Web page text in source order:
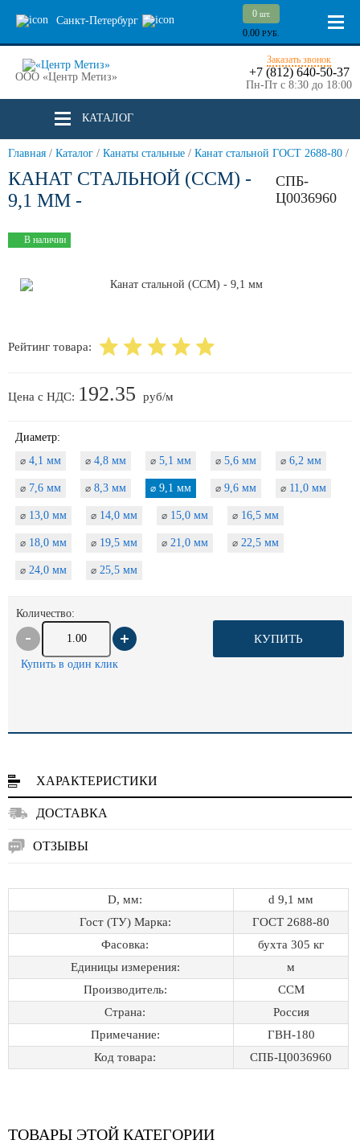
Санкт-Петербург
0 шт.
0.00 РУБ.
ООО «Центр Метиз»
Заказать звонок
+7 (812) 640-50-37
Пн-Пт с 8:30 до 18:00
КАТАЛОГ
Главная / Каталог / Канаты стальные / Канат стальной ГОСТ 2688-80 /
КАНАТ СТАЛЬНОЙ (ССМ) -
9,1 ММ -
СПБ-
Ц0036960
В наличии
Рейтинг товара:
Цена с НДС: 192.35 руб/м
Диаметр:
⌀ 4,1 мм ⌀ 4,8 мм ⌀ 5,1 мм ⌀ 5,6 мм ⌀ 6,2 мм
⌀ 7,6 мм ⌀ 8,3 мм ⌀ 9,1 мм ⌀ 9,6 мм ⌀ 11,0 мм
⌀ 13,0 мм ⌀ 14,0 мм ⌀ 15,0 мм ⌀ 16,5 мм
⌀ 18,0 мм ⌀ 19,5 мм ⌀ 21,0 мм ⌀ 22,5 мм
⌀ 24,0 мм ⌀ 25,5 мм
Количество:
КУПИТЬ
Купить в один клик
ХАРАКТЕРИСТИКИ
ДОСТАВКА
ОТЗЫВЫ
D, мм:
d 9,1 мм
Гост (ТУ) Марка:
ГОСТ 2688-80
Фасовка:
бухта 305 кг
Единицы измерения:
м
Производитель:
ССМ
Страна:
Россия
Примечание:
ГВН-180
Код товара:
СПБ-Ц0036960
ТОВАРЫ ЭТОЙ КАТЕГОРИИ